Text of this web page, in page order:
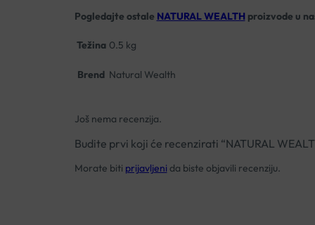
Pogledajte ostale NATURAL WEALTH proizvode u
Težina 0.5 kg
Brend Natural Wealth
Još nema recenzija.
Budite prvi koji će recenzirati “NATURAL
Morate biti prijavljeni da biste objavili recenziju.